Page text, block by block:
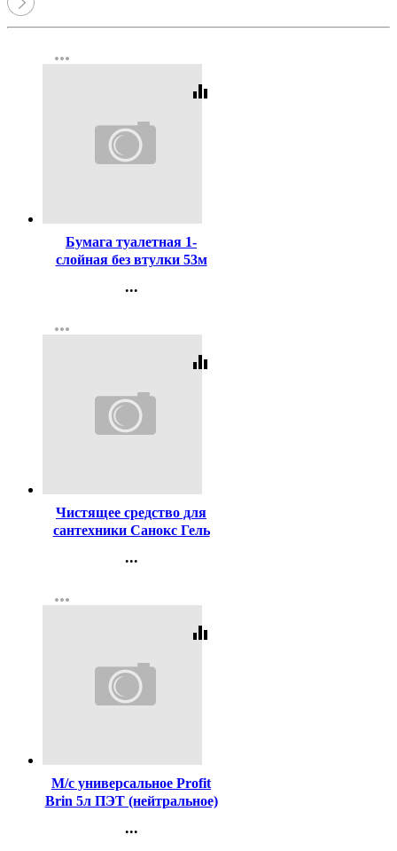
more_horiz
equalizer
Бумага туалетная 1-
слойная без втулки 53м
...
Регистрация
more_horiz
equalizer
Чистящее средство для
сантехники Санокс Гель
...
Регистрация
more_horiz
equalizer
М/с универсальное Profit
Brin 5л ПЭТ (нейтральное)
...